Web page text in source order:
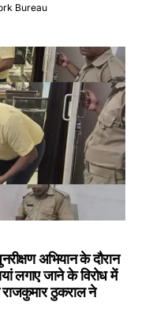
Bureau
अभियान के दौरान
लगाए जाने के विरोध में
राजकुमार ठुकराल ने